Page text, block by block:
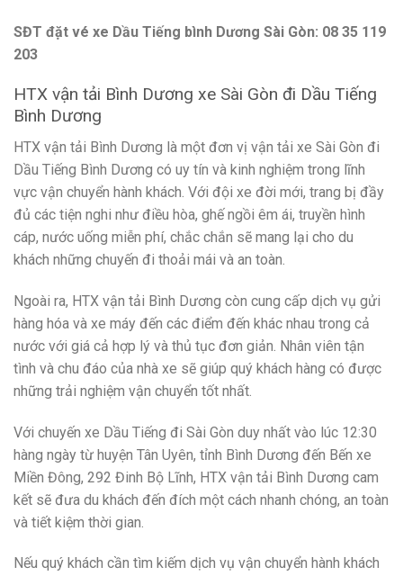
SĐT đặt vé xe Dầu Tiếng bình Dương Sài Gòn: 08 35 119
203
HTX vận tải Bình Dương xe Sài Gòn đi Dầu Tiếng
Bình Dương
HTX vận tải Bình Dương là một đơn vị vận tải xe Sài Gòn đi
Dầu Tiếng Bình Dương có uy tín và kinh nghiệm trong lĩnh
vực vận chuyển hành khách. Với đội xe đời mới, trang bị đầy
đủ các tiện nghi như điều hòa, ghế ngồi êm ái, truyền hình
cáp, nước uống miễn phí, chắc chắn sẽ mang lại cho du
khách những chuyến đi thoải mái và an toàn.
Ngoài ra, HTX vận tải Bình Dương còn cung cấp dịch vụ gửi
hàng hóa và xe máy đến các điểm đến khác nhau trong cả
nước với giá cả hợp lý và thủ tục đơn giản. Nhân viên tận
tình và chu đáo của nhà xe sẽ giúp quý khách hàng có được
những trải nghiệm vận chuyển tốt nhất.
Với chuyến xe Dầu Tiếng đi Sài Gòn duy nhất vào lúc 12:30
hàng ngày từ huyện Tân Uyên, tỉnh Bình Dương đến Bến xe
Miền Đông, 292 Đinh Bộ Lĩnh, HTX vận tải Bình Dương cam
kết sẽ đưa du khách đến đích một cách nhanh chóng, an toàn
và tiết kiệm thời gian.
Nếu quý khách cần tìm kiếm dịch vụ vận chuyển hành khách